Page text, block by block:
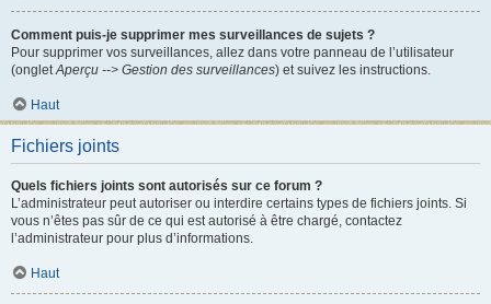
Comment puis-je supprimer mes surveillances de sujets ?
Pour supprimer vos surveillances, allez dans votre panneau de l’utilisateur
(onglet Aperçu --> Gestion des surveillances) et suivez les instructions.
Haut
Fichiers joints
Quels fichiers joints sont autorisés sur ce forum ?
L’administrateur peut autoriser ou interdire certains types de fichiers joints. Si
vous n’êtes pas sûr de ce qui est autorisé à être chargé, contactez
l’administrateur pour plus d’informations.
Haut